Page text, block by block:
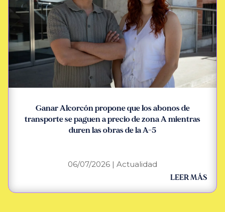
Ganar Alcorcón propone que los abonos de
transporte se paguen a precio de zona A mientras
duren las obras de la A-5
06/07/2026 | Actualidad
LEER MÁS